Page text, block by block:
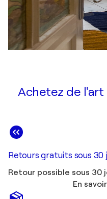
Achetez de
Retours gratuits sous 30
Retour possible sous 30
En